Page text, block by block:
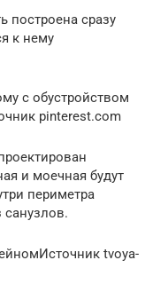
построена сразу
к нему
с обустройством
pinterest.com
и моечная будут
периметра
санузлов.
tvoya-